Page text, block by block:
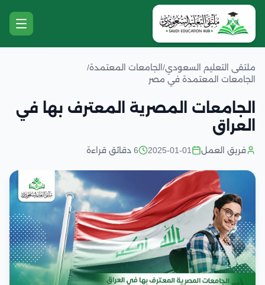
ملتقى التعليم السعودي/ الجامعات المعتمدة/
الجامعات المعتمدة في مصر
الجامعات المصرية المعترف بها في
العراق
فريق العمل 2025-01-01 6 دقائق قراءة